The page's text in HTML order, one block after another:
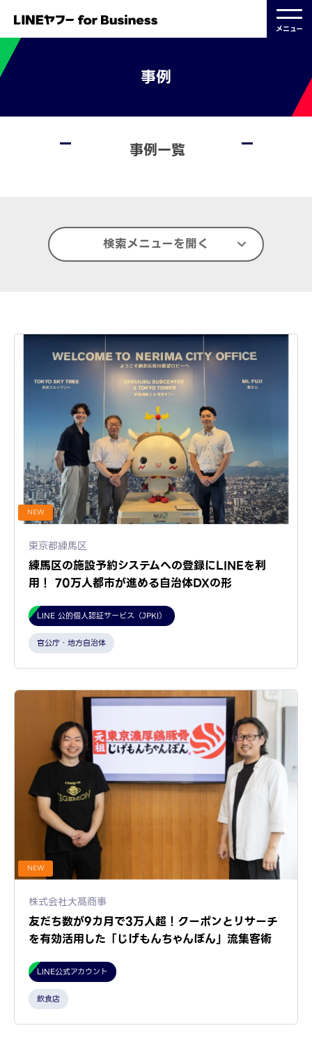
メニュー
事例
事例一覧
検索メニューを開く
NEW
東京都練馬区
練馬区の施設予約システムへの登録にLINEを利
用！ 70万人都市が進める自治体DXの形
LINE 公的個人認証サービス（JPKI）
官公庁・地方自治体
NEW
株式会社大髙商事
友だち数が9カ月で3万人超！クーポンとリサーチ
を有効活用した「じげもんちゃんぽん」流集客術
LINE公式アカウント
飲食店